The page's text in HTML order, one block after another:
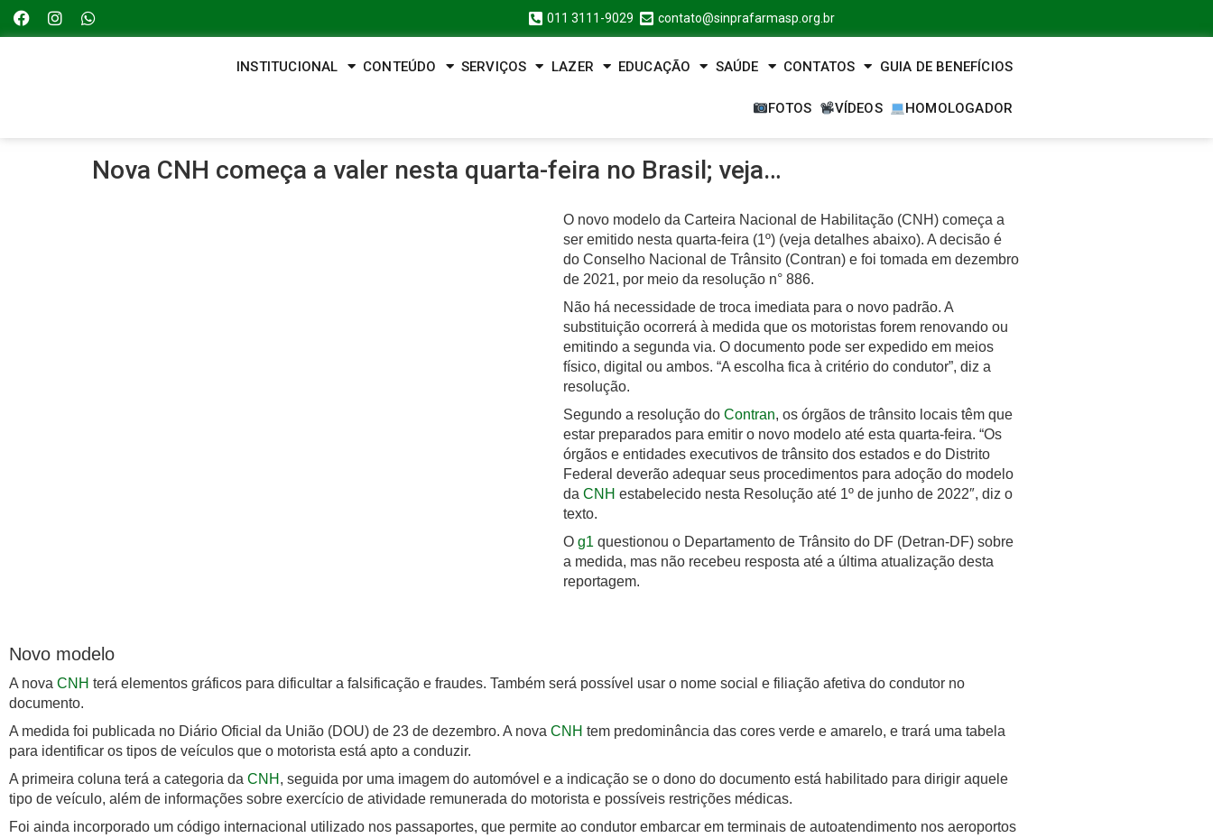
011 3111-9029 contato@sinprafarmasp.org.br
INSTITUCIONAL CONTEÚDO SERVIÇOS LAZER EDUCAÇÃO SAÚDE CONTATOS GUIA DE BENEFÍCIOS
FOTOS VÍDEOS HOMOLOGADOR
Nova CNH começa a valer nesta quarta-feira no Brasil; veja…
O novo modelo da Carteira Nacional de Habilitação (CNH) começa a
ser emitido nesta quarta-feira (1º) (veja detalhes abaixo). A decisão é
do Conselho Nacional de Trânsito (Contran) e foi tomada em dezembro
de 2021, por meio da resolução n° 886.
Não há necessidade de troca imediata para o novo padrão. A
substituição ocorrerá à medida que os motoristas forem renovando ou
emitindo a segunda via. O documento pode ser expedido em meios
físico, digital ou ambos. “A escolha fica à critério do condutor”, diz a
resolução.
Segundo a resolução do Contran, os órgãos de trânsito locais têm que
estar preparados para emitir o novo modelo até esta quarta-feira. “Os
órgãos e entidades executivos de trânsito dos estados e do Distrito
Federal deverão adequar seus procedimentos para adoção do modelo
da CNH estabelecido nesta Resolução até 1º de junho de 2022″, diz o
texto.
O g1 questionou o Departamento de Trânsito do DF (Detran-DF) sobre
a medida, mas não recebeu resposta até a última atualização desta
reportagem.
Novo modelo
A nova CNH terá elementos gráficos para dificultar a falsificação e fraudes. Também será possível usar o nome social e filiação afetiva do condutor no
documento.
A medida foi publicada no Diário Oficial da União (DOU) de 23 de dezembro. A nova CNH tem predominância das cores verde e amarelo, e trará uma tabela
para identificar os tipos de veículos que o motorista está apto a conduzir.
A primeira coluna terá a categoria da CNH , seguida por uma imagem do automóvel e a indicação se o dono do documento está habilitado para dirigir aquele
tipo de veículo, além de informações sobre exercício de atividade remunerada do motorista e possíveis restrições médicas.
Foi ainda incorporado um código internacional utilizado nos passaportes, que permite ao condutor embarcar em terminais de autoatendimento nos aeroportos